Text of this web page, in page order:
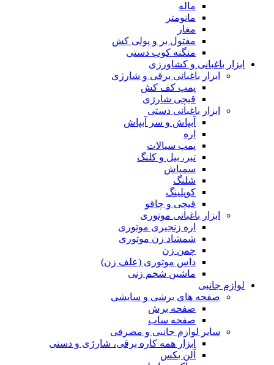
ماله
مانومتر
مغار
مفتول بر و پولی کش
منگنه کوب دستی
ابزار باغبانی و کشاورزی
ابزار باغبانی برقی و شارژی
پمپ کف کش
قیچی شارژی
ابزار باغبانی دستی
آبپاش و سر آبپاش
اره
پمپ سیالات
تبر، بیل و کلنگ
سمپاش
شلنگ
کوپلینگ
قیچی و چاقو
ابزار باغبانی موتوری
اره زنجیری موتوری
شمشاد زن موتوری
چمن زن
داس موتوری (علف زن)
ماشین شخم زنی
لوازم جانبی
صفحه های برشی و سایشی
صفحه برش
صفحه ساب
سایر لوازم جانبی و مصرفی
ابزار همه کاره برقی، شارژی و دستی
آلن بکس